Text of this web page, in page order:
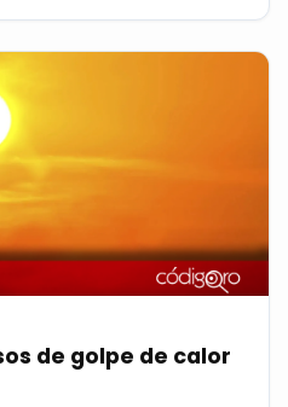
de golpe de calor